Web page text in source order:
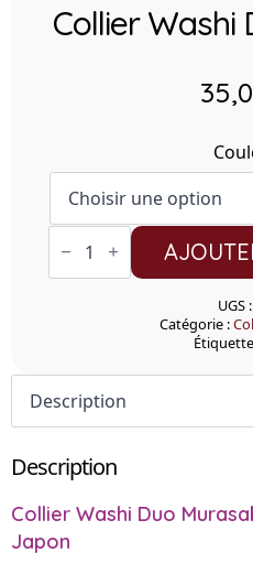
Collier Washi
quantité
de
Washi
UGS :
Catégorie :
Description
Collier Washi Duo
Japon